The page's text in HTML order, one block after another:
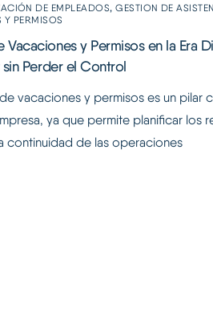
DE EMPLEADOS,GESTION DE
PERMISOS
Vacaciones y Permisos en la Era
Perder el Control
vacaciones y permisos es un pilar
ya que permite planificar los
continuidad de las operaciones